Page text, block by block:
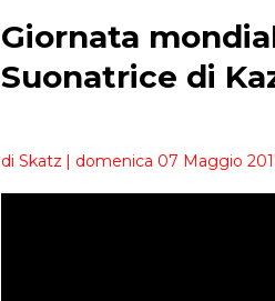
Giornata
Suonatrice di
di Skatz | domenica 07 Maggio